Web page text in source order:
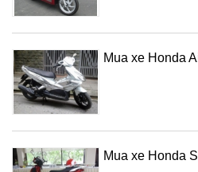
Mua xe Honda
Mua xe Honda